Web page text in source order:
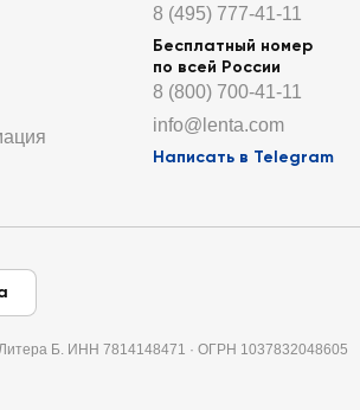
8 (495) 777-41-11
Бесплатный номер
по всей России
8 (800) 700-41-11
info@lenta.com
Написать в Telegram
Б. ИНН 7814148471 · ОГРН 1037832048605